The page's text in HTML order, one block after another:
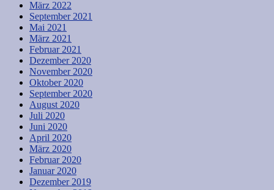
März 2022
September 2021
Mai 2021
März 2021
Februar 2021
Dezember 2020
November 2020
Oktober 2020
September 2020
August 2020
Juli 2020
Juni 2020
April 2020
März 2020
Februar 2020
Januar 2020
Dezember 2019